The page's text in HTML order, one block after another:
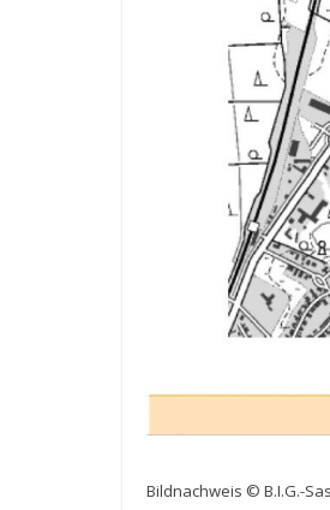
Bild­nach­weis © B.I.G.-